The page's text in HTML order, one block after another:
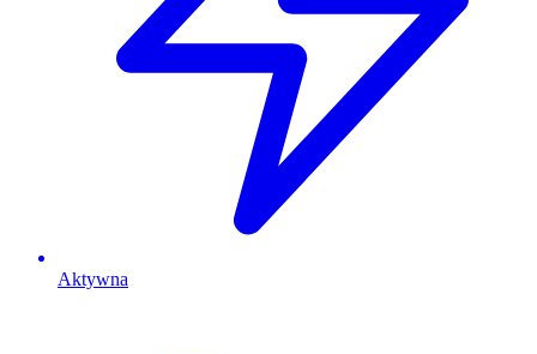
Aktywna